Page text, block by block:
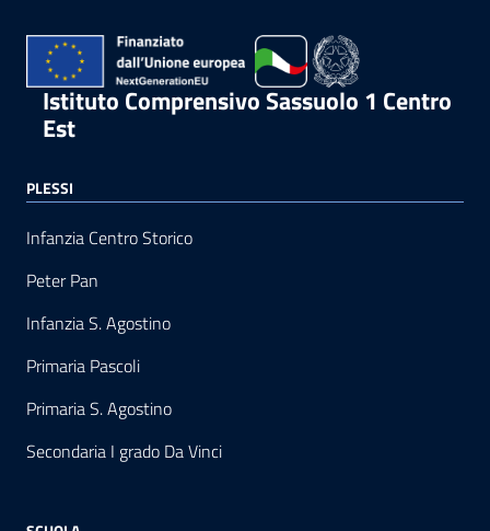
Istituto Comprensivo Sassuolo 1 Centro
Est
PLESSI
Infanzia Centro Storico
Peter Pan
Infanzia S. Agostino
Primaria Pascoli
Primaria S. Agostino
Secondaria I grado Da Vinci